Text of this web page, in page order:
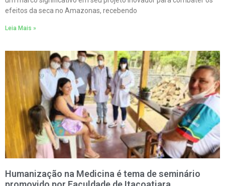
efeitos da seca no Amazonas, recebendo
Leia Mais »
Humanização na Medicina é tema de seminário